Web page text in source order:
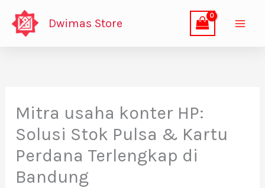
Lewati
Dwimas Store
Mitra usaha konter HP:
Solusi Stok Pulsa & Kartu
Perdana Terlengkap di
Bandung